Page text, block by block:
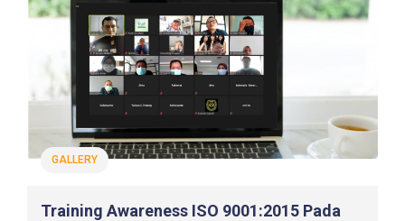
GALLERY
Training Awareness ISO 9001:2015 Pada